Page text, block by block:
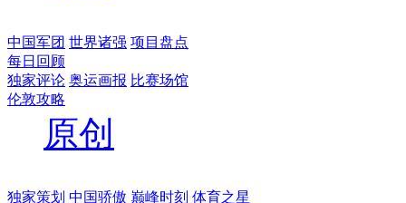
中国军团 世界诸强 项目盘点
每日回顾
独家评论 奥运画报 比赛场馆
伦敦攻略
原创
独家策划 中国骄傲 巅峰时刻 体育之星